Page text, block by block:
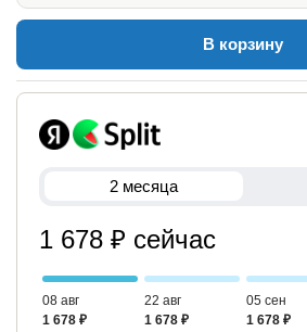
В корзину
2 месяца
1 678 ₽ сейчас
08 авг
1 678 ₽
22 авг
1 678 ₽
05 сен
1 678 ₽